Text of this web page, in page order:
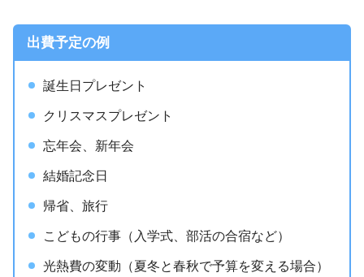
出費予定の例
誕生日プレゼント
クリスマスプレゼント
忘年会、新年会
結婚記念日
帰省、旅行
こどもの行事（入学式、部活の合宿など）
光熱費の変動（夏冬と春秋で予算を変える場合）